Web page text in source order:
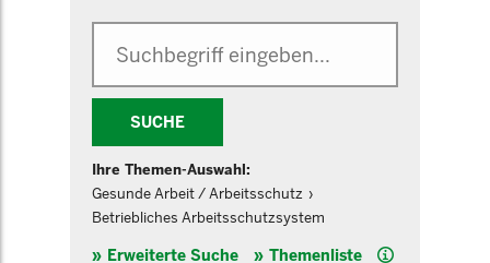
SUCHE
Ihre Themen-Auswahl:
Gesunde Arbeit / Arbeitsschutz
Betriebliches Arbeitsschutzsystem
Erweiterte Suche Themenliste Hilfe